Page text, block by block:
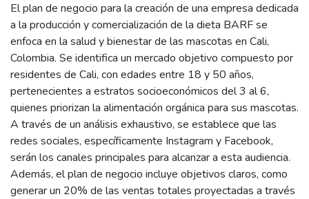
El plan de negocio para la creación de una empresa dedicada
a la producción y comercialización de la dieta BARF se
enfoca en la salud y bienestar de las mascotas en Cali,
Colombia. Se identifica un mercado objetivo compuesto por
residentes de Cali, con edades entre 18 y 50 años,
pertenecientes a estratos socioeconómicos del 3 al 6,
quienes priorizan la alimentación orgánica para sus mascotas.
A través de un análisis exhaustivo, se establece que las
redes sociales, específicamente Instagram y Facebook,
serán los canales principales para alcanzar a esta audiencia.
Además, el plan de negocio incluye objetivos claros, como
generar un 20% de las ventas totales proyectadas a través